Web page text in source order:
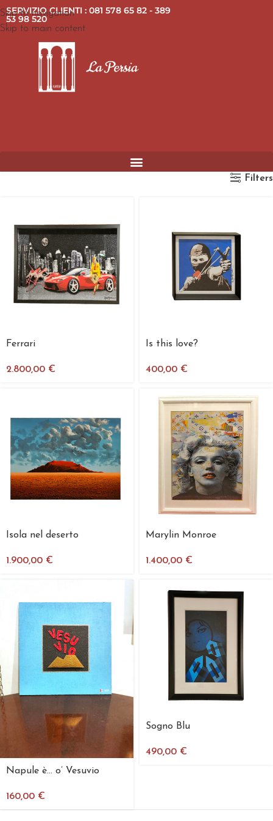
Skip to navigation
Skip to main content
SERVIZIO CLIENTI : 081 578 65 82 - 389
53 98 520
Filters
Ferrari
2.800,00 €
Is this love?
400,00 €
Isola nel deserto
1.900,00 €
Marylin Monroe
1.400,00 €
Napule è… o’ Vesuvio
160,00 €
Sogno Blu
490,00 €